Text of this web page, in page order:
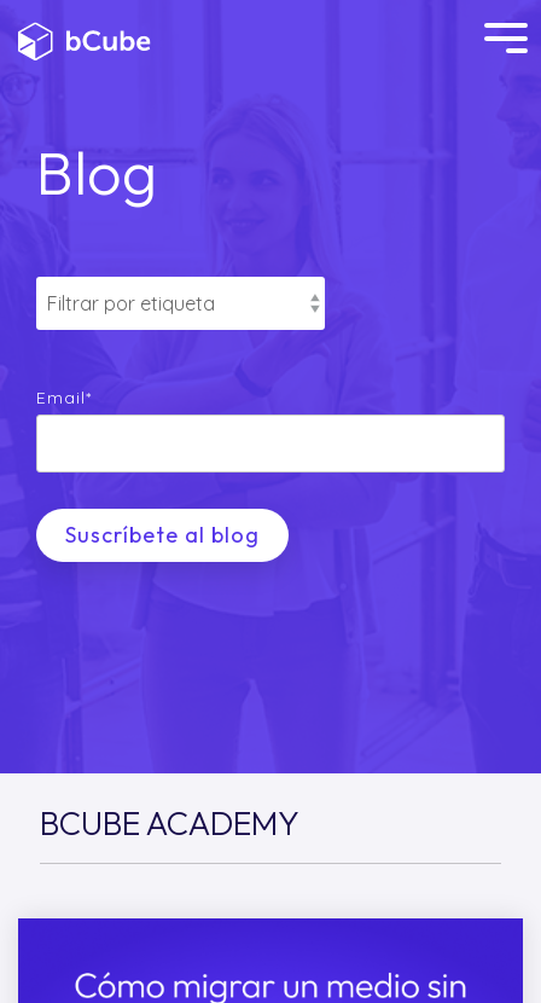
Blog
Email*
BCUBE ACADEMY